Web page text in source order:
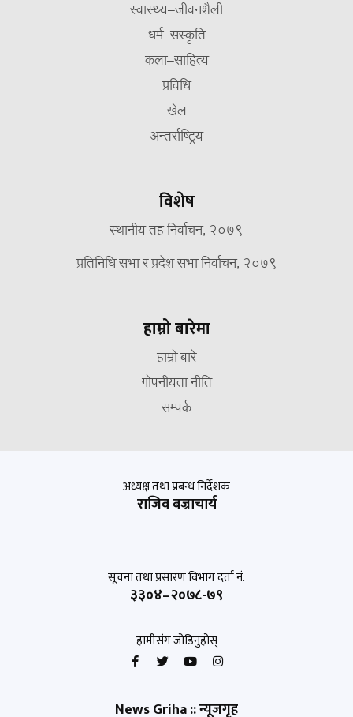
स्वास्थ्य–जीवनशैली
धर्म–संस्कृति
कला–साहित्य
प्रविधि
खेल
अन्तर्राष्ट्रिय
विशेष
स्थानीय तह निर्वाचन, २०७९
प्रतिनिधि सभा र प्रदेश सभा निर्वाचन, २०७९
हाम्रो बारेमा
हाम्रो बारे
गोपनीयता नीति
सम्पर्क
News Griha :: न्यूजगृह
अध्यक्ष तथा प्रबन्ध निर्देशक
राजिव बज्राचार्य
सूचना तथा प्रसारण विभाग दर्ता नं.
३३०४–२०७८-७९
हामीसंग जोडिनुहोस्